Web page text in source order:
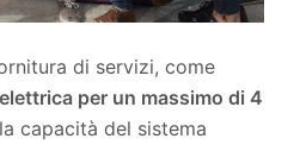
di servizi, come
per un massimo di 4
capacità del sistema